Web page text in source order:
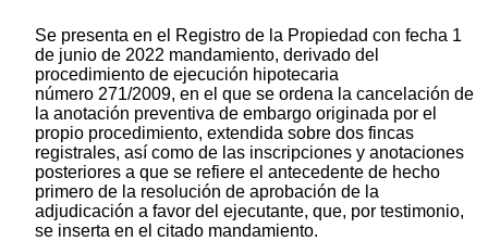
Se presenta en el Registro de la Propiedad con fecha 1
de junio de 2022 mandamiento, derivado del
procedimiento de ejecución hipotecaria
número 271/2009, en el que se ordena la cancelación de
la anotación preventiva de embargo originada por el
propio procedimiento, extendida sobre dos fincas
registrales, así como de las inscripciones y anotaciones
posteriores a que se refiere el antecedente de hecho
primero de la resolución de aprobación de la
adjudicación a favor del ejecutante, que, por testimonio,
se inserta en el citado mandamiento.